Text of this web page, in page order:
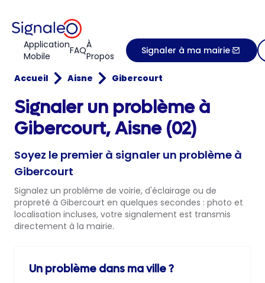
Application
Mobile
FAQÀ
Propos
Signaler à ma mairie
Accueil Aisne Gibercourt
Signaler un problème à
Gibercourt, Aisne (02)
Soyez le premier à signaler un problème à
Gibercourt
Signalez un problème de voirie, d'éclairage ou de
propreté à Gibercourt en quelques secondes : photo et
localisation incluses, votre signalement est transmis
directement à la mairie.
Un problème dans ma ville ?